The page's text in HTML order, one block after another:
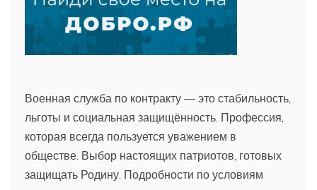
Военная служба по контракту — это стабильность,
льготы и социальная защищённость. Профессия,
которая всегда пользуется уважением в
обществе. Выбор настоящих патриотов, готовых
защищать Родину. Подробности по условиям